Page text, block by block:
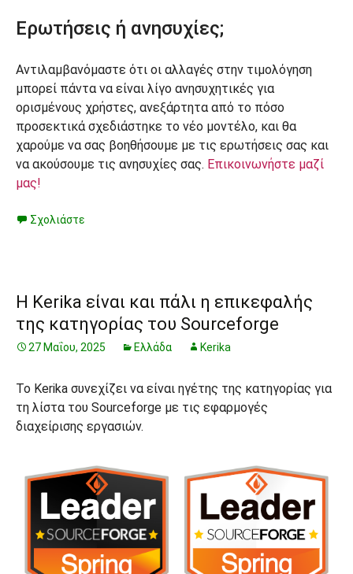
Ερωτήσεις ή ανησυχίες;
Αντιλαμβανόμαστε ότι οι αλλαγές στην τιμολόγηση
μπορεί πάντα να είναι λίγο ανησυχητικές για
ορισμένους χρήστες, ανεξάρτητα από το πόσο
προσεκτικά σχεδιάστηκε το νέο μοντέλο, και θα
χαρούμε να σας βοηθήσουμε με τις ερωτήσεις σας και
να ακούσουμε τις ανησυχίες σας. Επικοινωνήστε μαζί
μας!
Σχολιάστε
Η Kerika είναι και πάλι η επικεφαλής
της κατηγορίας του Sourceforge
27 Μαΐου, 2025 Ελλάδα Kerika
Το Kerika συνεχίζει να είναι ηγέτης της κατηγορίας για
τη λίστα του Sourceforge με τις εφαρμογές
διαχείρισης εργασιών.